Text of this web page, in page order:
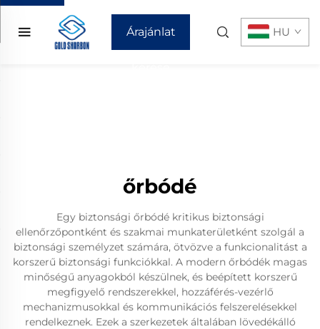
Árajánlat HU
őrbódé
Egy biztonsági őrbódé kritikus biztonsági
ellenőrzőpontként és szakmai munkaterületként szolgál a
biztonsági személyzet számára, ötvözve a funkcionalitást a
korszerű biztonsági funkciókkal. A modern őrbódék magas
minőségű anyagokból készülnek, és beépített korszerű
megfigyelő rendszerekkel, hozzáférés-vezérlő
mechanizmusokkal és kommunikációs felszerelésekkel
rendelkeznek. Ezek a szerkezetek általában lövedékálló